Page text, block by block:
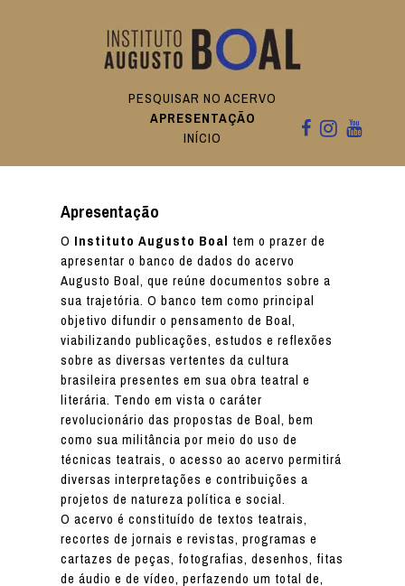
PESQUISAR NO ACERVO
APRESENTAÇÃO
INÍCIO
Apresentação
O Instituto Augusto Boal tem o prazer de
apresentar o banco de dados do acervo
Augusto Boal, que reúne documentos sobre a
sua trajetória. O banco tem como principal
objetivo difundir o pensamento de Boal,
viabilizando publicações, estudos e reflexões
sobre as diversas vertentes da cultura
brasileira presentes em sua obra teatral e
literária. Tendo em vista o caráter
revolucionário das propostas de Boal, bem
como sua militância por meio do uso de
técnicas teatrais, o acesso ao acervo permitirá
diversas interpretações e contribuições a
projetos de natureza política e social.
O acervo é constituído de textos teatrais,
recortes de jornais e revistas, programas e
cartazes de peças, fotografias, desenhos, fitas
de áudio e de vídeo, perfazendo um total de,